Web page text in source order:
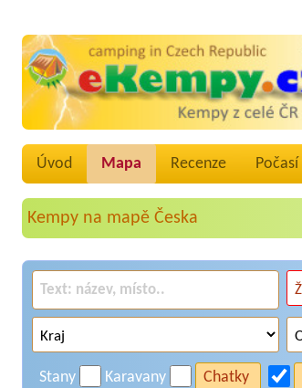
Úvod Mapa Recenze Počasí
Kempy na mapě Česka
Stany Karavany Chatky